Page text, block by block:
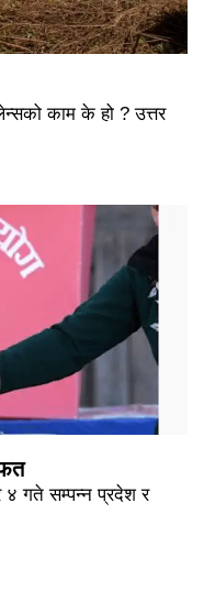
काम के हो ? उत्तर
४ गते सम्पन्न प्रदेश र